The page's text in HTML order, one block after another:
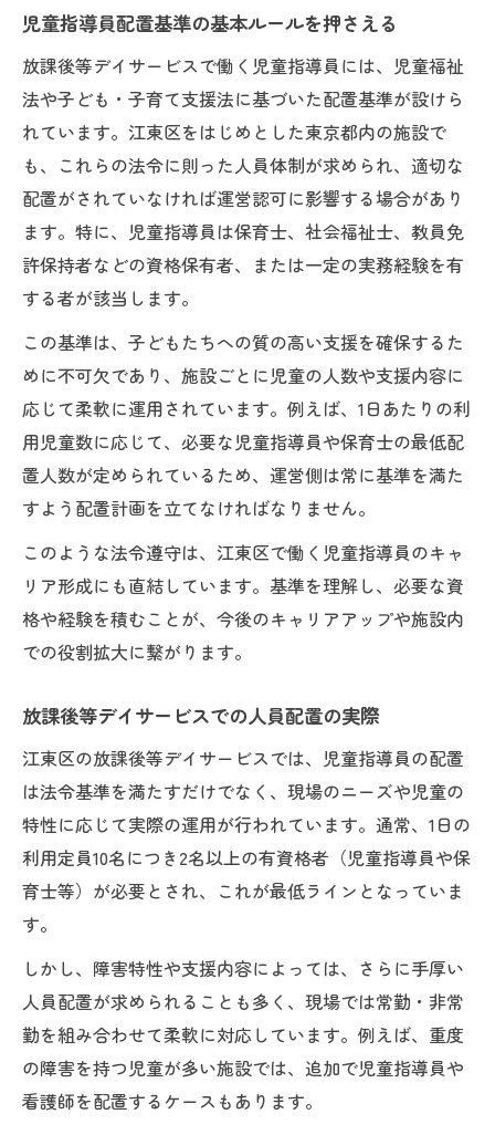
児童指導員配置基準の基本ルールを押さえる
放課後等デイサービスで働く児童指導員には、児童福祉
法や子ども・子育て支援法に基づいた配置基準が設けら
れています。江東区をはじめとした東京都内の施設で
も、これらの法令に則った人員体制が求められ、適切な
配置がされていなければ運営認可に影響する場合があり
ます。特に、児童指導員は保育士、社会福祉士、教員免
許保持者などの資格保有者、または一定の実務経験を有
する者が該当します。
この基準は、子どもたちへの質の高い支援を確保するた
めに不可欠であり、施設ごとに児童の人数や支援内容に
応じて柔軟に運用されています。例えば、1日あたりの利
用児童数に応じて、必要な児童指導員や保育士の最低配
置人数が定められているため、運営側は常に基準を満た
すよう配置計画を立てなければなりません。
このような法令遵守は、江東区で働く児童指導員のキャ
リア形成にも直結しています。基準を理解し、必要な資
格や経験を積むことが、今後のキャリアアップや施設内
での役割拡大に繋がります。
放課後等デイサービスでの人員配置の実際
江東区の放課後等デイサービスでは、児童指導員の配置
は法令基準を満たすだけでなく、現場のニーズや児童の
特性に応じて実際の運用が行われています。通常、1日の
利用定員10名につき2名以上の有資格者（児童指導員や保
育士等）が必要とされ、これが最低ラインとなっていま
す。
しかし、障害特性や支援内容によっては、さらに手厚い
人員配置が求められることも多く、現場では常勤・非常
勤を組み合わせて柔軟に対応しています。例えば、重度
の障害を持つ児童が多い施設では、追加で児童指導員や
看護師を配置するケースもあります。